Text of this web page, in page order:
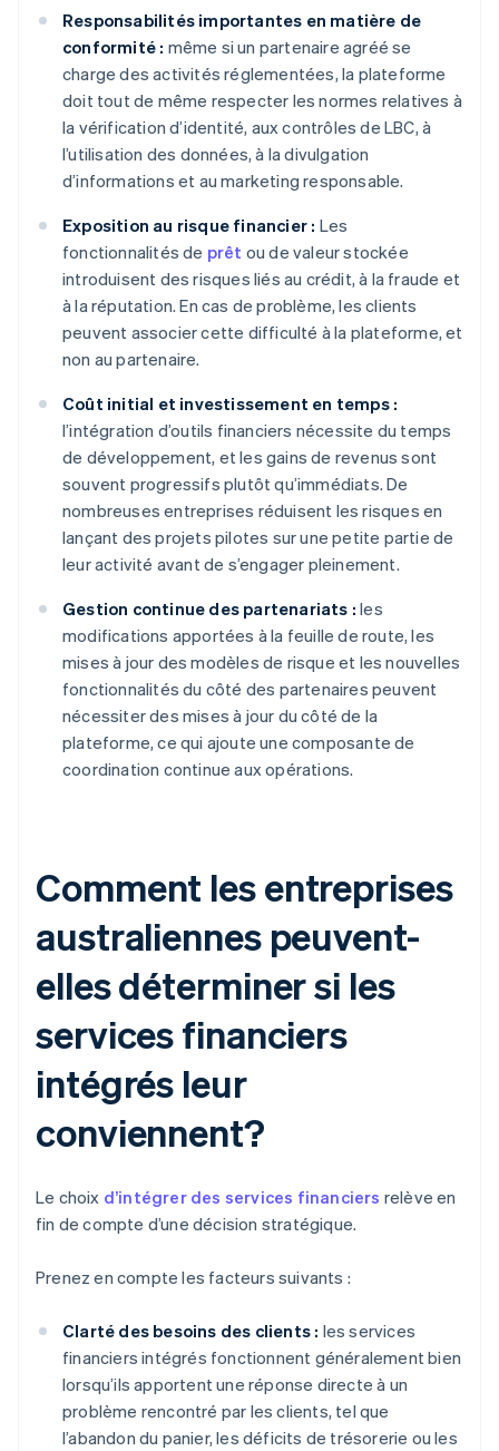
Responsabilités importantes en matière de
conformité : même si un partenaire agréé se
charge des activités réglementées, la plateforme
doit tout de même respecter les normes relatives à
la vérification d’identité, aux contrôles de LBC, à
l’utilisation des données, à la divulgation
d’informations et au marketing responsable.
Exposition au risque financier : Les
fonctionnalités de prêt ou de valeur stockée
introduisent des risques liés au crédit, à la fraude et
à la réputation. En cas de problème, les clients
peuvent associer cette difficulté à la plateforme, et
non au partenaire.
Coût initial et investissement en temps :
l’intégration d’outils financiers nécessite du temps
de développement, et les gains de revenus sont
souvent progressifs plutôt qu’immédiats. De
nombreuses entreprises réduisent les risques en
lançant des projets pilotes sur une petite partie de
leur activité avant de s’engager pleinement.
Gestion continue des partenariats : les
modifications apportées à la feuille de route, les
mises à jour des modèles de risque et les nouvelles
fonctionnalités du côté des partenaires peuvent
nécessiter des mises à jour du côté de la
plateforme, ce qui ajoute une composante de
coordination continue aux opérations.
Comment les entreprises
australiennes peuvent-
elles déterminer si les
services financiers
intégrés leur
conviennent?
Le choix d’intégrer des services financiers relève en
fin de compte d’une décision stratégique.
Prenez en compte les facteurs suivants :
Clarté des besoins des clients : les services
financiers intégrés fonctionnent généralement bien
lorsqu’ils apportent une réponse directe à un
problème rencontré par les clients, tel que
l’abandon du panier, les déficits de trésorerie ou les